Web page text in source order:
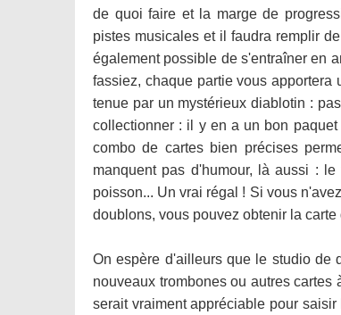
de quoi faire et la marge de
pistes musicales et il faudra remplir
également possible de s'entraîner en
fassiez, chaque partie vous apportera
tenue par un mystérieux diablotin :
collectionner : il y en a un bon
combo de cartes bien précises
manquent pas d'humour, là aussi : le
poisson... Un vrai régal ! Si vous
doublons, vous pouvez obtenir la
On espère d'ailleurs que le studio de
nouveaux trombones ou autres
serait vraiment appréciable pour